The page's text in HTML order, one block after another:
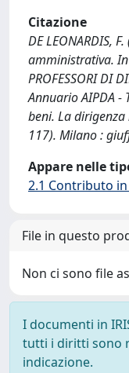
Citazione
DE LEONARDIS,
amministrativa. In
PROFESSORI DI
Annuario AIPDA
beni. La
117). Milano :
Appare nelle
2.1 Contributo
File in questo
Non ci sono file
I documenti in
tutti i diritti sono
indicazione.